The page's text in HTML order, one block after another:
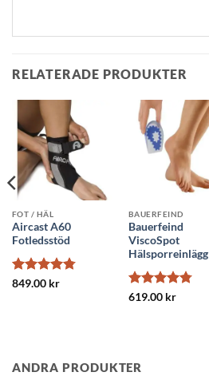
RELATERADE PRODUKTER
FOT / HÄL
Aircast A60
Fotledsstöd
Betygsatt
849.00 kr
BAUERFEIND
Bauerfeind
ViscoSpot
Hälsporreinlägg
Betygsatt
619.00 kr
ANDRA PRODUKTER